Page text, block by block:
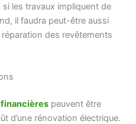
les travaux impliquent de
il faudra peut-être aussi
des revêtements
peuvent être
d’une rénovation électrique.